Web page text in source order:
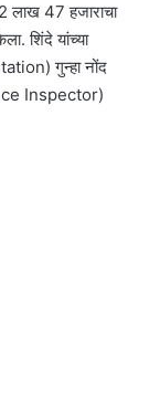
लाख 47 हजाराचा
शिंदे यांच्या
गुन्हा नोंद
Inspector)